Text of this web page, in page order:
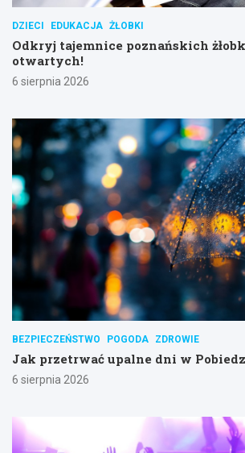
DZIECI EDUKACJA ŻŁOBKI
Odkryj tajemnice poznańskich
otwartych!
6 sierpnia 2026
BEZPIECZEŃSTWO POGODA ZDROWIE
Jak przetrwać upalne dni w
6 sierpnia 2026